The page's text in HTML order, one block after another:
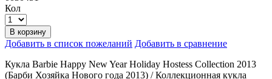
Кол
В корзину
Добавить в список пожеланий Добавить в сравнение
Кукла Barbie Happy New Year Holiday Hostess Collection 2013
(Барби Хозяйка Нового года 2013) / Коллекционная кукла